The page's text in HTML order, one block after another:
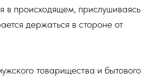
в происходящем, прислушиваясь
держаться в стороне от
товарищества и бытового